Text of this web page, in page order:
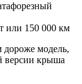
или 150 000 км
дороже модель,
версии крыша